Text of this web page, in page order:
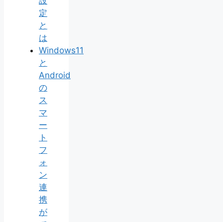
定
と
は
Windows11
と
Android
の
ス
マ
ー
ト
フ
ォ
ン
連
携
が